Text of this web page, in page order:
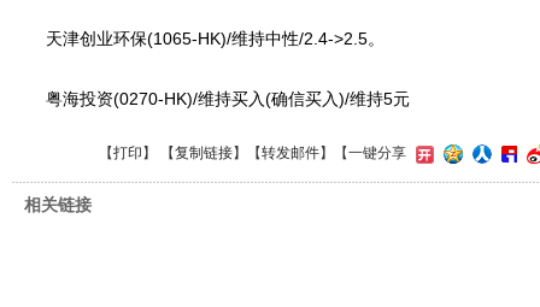
天津创业环保(1065-HK)/维持中性/2.4->2.5。
粤海投资(0270-HK)/维持买入(确信买入)/维持5元
【打印 】 【复制链接】【转发邮件】 【一键分享
相关链接